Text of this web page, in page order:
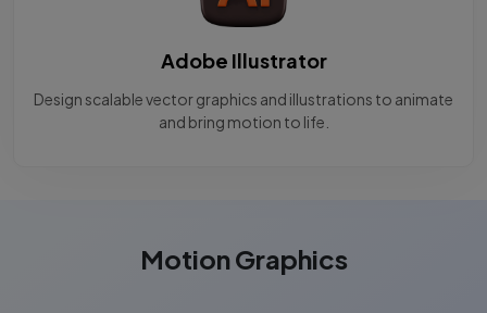
Adobe Illustrator
Design scalable vector graphics and illustrations to animate
and bring motion to life.
Motion Graphics